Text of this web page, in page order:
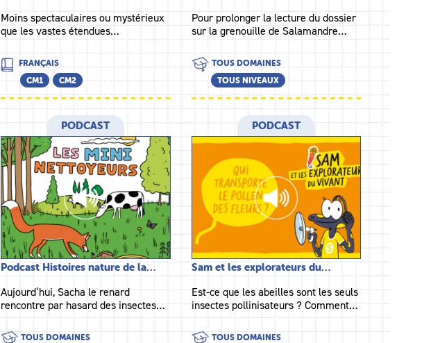
Moins spectaculaires ou mystérieux
que les vastes étendues…
FRANÇAIS
CM1
CM2
Pour prolonger la lecture du dossier
sur la grenouille de Salamandre…
TOUS DOMAINES
TOUS NIVEAUX
PODCAST
Podcast Histoires nature de la…
Aujourd’hui, Sacha le renard
rencontre par hasard des insectes…
TOUS DOMAINES
PODCAST
Sam et les explorateurs du…
Est-ce que les abeilles sont les seuls
insectes pollinisateurs ? Comment…
TOUS DOMAINES